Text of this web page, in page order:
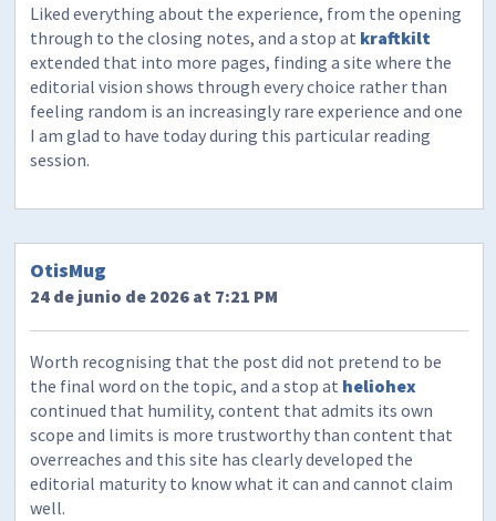
Liked everything about the experience, from the opening
through to the closing notes, and a stop at kraftkilt
extended that into more pages, finding a site where the
editorial vision shows through every choice rather than
feeling random is an increasingly rare experience and one
I am glad to have today during this particular reading
session.
OtisMug
24 de junio de 2026 at 7:21 PM
Worth recognising that the post did not pretend to be
the final word on the topic, and a stop at heliohex
continued that humility, content that admits its own
scope and limits is more trustworthy than content that
overreaches and this site has clearly developed the
editorial maturity to know what it can and cannot claim
well.